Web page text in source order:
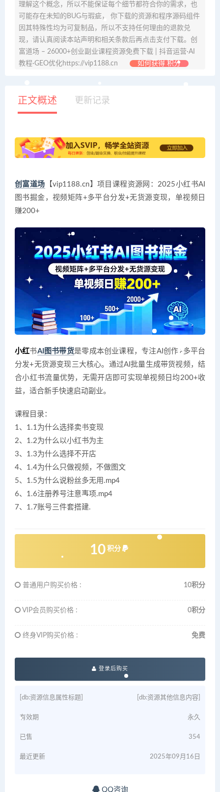
理解这个概念，所以不能保证每个细节都符合你的需求，也
可能存在未知的BUG与瑕疵， 你下载的资源和程序源码组件
因其特殊性均为可复制品，所以不支持任何理由的退款兑
现，请认真阅读本站声明和相关条款后再点击支付下载。创
富道场 – 26000+创业副业课程资源免费下载 | 抖音运营·AI
教程·GEO优化https://vip1188.cn
如何获得 积分
正文概述 更新记录
创富道场 【vip1188.cn】项目课程资源网：2025小红书AI
图书掘金，视频矩阵+多平台分发+无货源变现，单视频日
赚200+
小红书AI图书带货‌是零成本创业课程，专注AI创作+多平台
分发+无货源变现三大核心。通过AI批量生成带货视频，结
合小红书流量优势，无需开店即可实现单视频日均200+收
益，适合新手快速启动副业。
课程目录：
1、1.1为什么选择卖书变现
2、1.2为什么以小红书为主
3、1.3为什么选择不开店
4、1.4为什么只做视频，不做图文
5、1.5为什么说粉丝多无用.mp4
6、1.6注册养号注意事项.mp4
7、1.7账号三件套搭建.
10 积分
普通用户购买价格 : 10积分
VIP会员购买价格 : 0积分
终身VIP购买价格 : 免费
登录后购买
[db:资源信息属性标题] [db:资源其他信息内容]
有效期 永久
已售 354
最近更新 2025年09月16日
QQ咨询